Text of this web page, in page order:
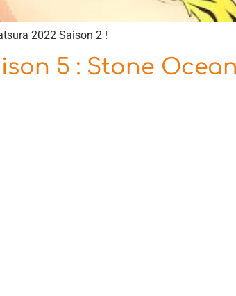
2022 Saison 2 !
5 : Stone